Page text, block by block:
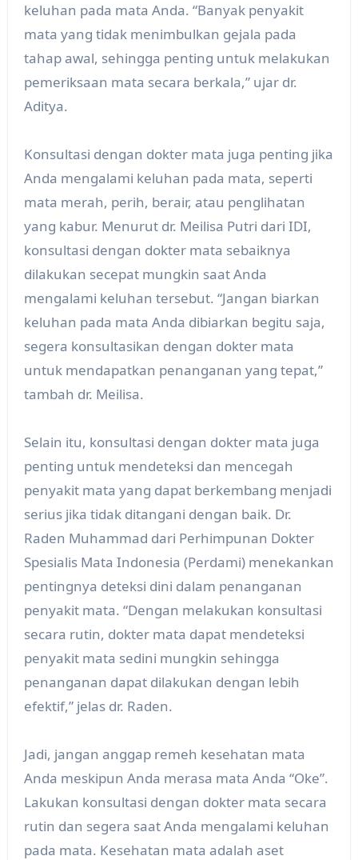
keluhan pada mata Anda. “Banyak penyakit
mata yang tidak menimbulkan gejala pada
tahap awal, sehingga penting untuk melakukan
pemeriksaan mata secara berkala,” ujar dr.
Aditya.
Konsultasi dengan dokter mata juga penting jika
Anda mengalami keluhan pada mata, seperti
mata merah, perih, berair, atau penglihatan
yang kabur. Menurut dr. Meilisa Putri dari IDI,
konsultasi dengan dokter mata sebaiknya
dilakukan secepat mungkin saat Anda
mengalami keluhan tersebut. “Jangan biarkan
keluhan pada mata Anda dibiarkan begitu saja,
segera konsultasikan dengan dokter mata
untuk mendapatkan penanganan yang tepat,”
tambah dr. Meilisa.
Selain itu, konsultasi dengan dokter mata juga
penting untuk mendeteksi dan mencegah
penyakit mata yang dapat berkembang menjadi
serius jika tidak ditangani dengan baik. Dr.
Raden Muhammad dari Perhimpunan Dokter
Spesialis Mata Indonesia (Perdami) menekankan
pentingnya deteksi dini dalam penanganan
penyakit mata. “Dengan melakukan konsultasi
secara rutin, dokter mata dapat mendeteksi
penyakit mata sedini mungkin sehingga
penanganan dapat dilakukan dengan lebih
efektif,” jelas dr. Raden.
Jadi, jangan anggap remeh kesehatan mata
Anda meskipun Anda merasa mata Anda “Oke”.
Lakukan konsultasi dengan dokter mata secara
rutin dan segera saat Anda mengalami keluhan
pada mata. Kesehatan mata adalah aset